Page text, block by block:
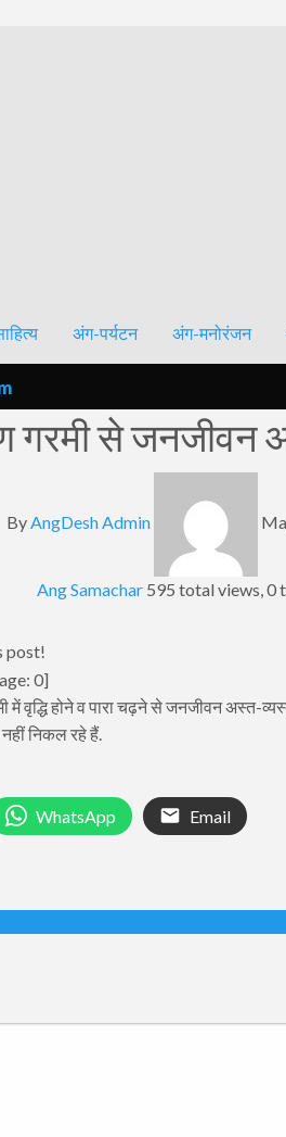
अंग-पर्यटन अंग-मनोरंजन
गरमी से जनजीवन
ByAngDesh Admin
Ang Samachar 595 total views, 0
post!
0]
में वृद्धि होने व पारा चढ़ने से जनजीवन अस्त-
निकल रहे हैं.
WhatsApp Email